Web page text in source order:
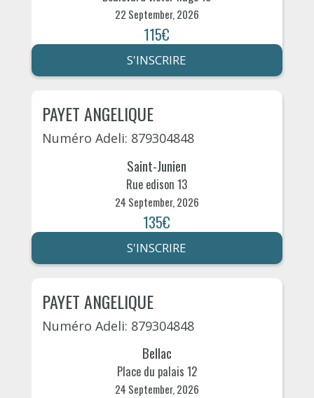
22 September, 2026
115€
S'INSCRIRE
PAYET ANGELIQUE
Numéro Adeli: 879304848
Saint-Junien
Rue edison 13
24 September, 2026
135€
S'INSCRIRE
PAYET ANGELIQUE
Numéro Adeli: 879304848
Bellac
Place du palais 12
24 September, 2026